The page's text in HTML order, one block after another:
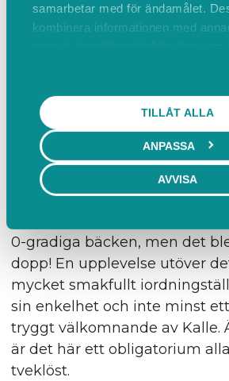
samarbetar med för ändamålet.
kombinera informationen med
TILLÅT ALLA
ANPASSA
AVVISA
5 av 5 stjärnor
Thomas Hennig
för 4 månader sedan
5 av 5 stjärnor
0-gradiga bäcken, men det
dopp! En upplevelse utöver
mycket smakfullt
sin enkelhet och inte minst
tryggt välkomnande av Kalle.
är det här ett obligatorium
tveklöst.